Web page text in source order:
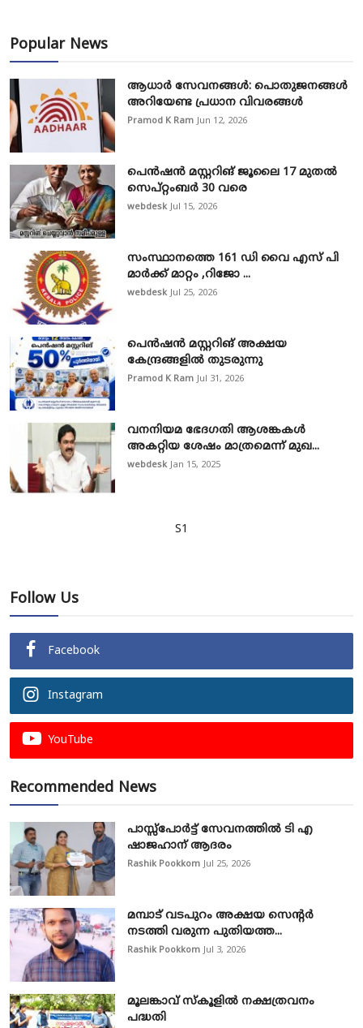
Popular News
ആധാർ സേവനങ്ങൾ: പൊതുജനങ്ങൾ
അറിയേണ്ട പ്രധാന വിവരങ്ങൾ
Pramod K Ram Jun 12, 2026
പെൻഷൻ മസ്റ്ററിങ് ജൂലൈ 17 മുതൽ
സെപ്റ്റംബർ 30 വരെ
webdesk Jul 15, 2026
സംസ്ഥാനത്തെ 161 ഡി വൈ എസ് പി
മാർക്ക് മാറ്റം ,റിജോ ...
webdesk Jul 25, 2026
പെൻഷൻ മസ്റ്ററിങ് അക്ഷയ
കേന്ദ്രങ്ങളിൽ തുടരുന്നു
Pramod K Ram Jul 31, 2026
വനനിയമ ഭേദഗതി ആശങ്കകൾ
അകറ്റിയ ശേഷം മാത്രമെന്ന് മുഖ...
webdesk Jan 15, 2025
S1
Follow Us
Facebook
Instagram
YouTube
Recommended News
പാസ്സ്‌പോർട്ട് സേവനത്തിൽ ടി എ
ഷാജഹാന് ആദരം
Rashik Pookkom Jul 25, 2026
മമ്പാട് വടപുറം അക്ഷയ സെന്റർ
നടത്തി വരുന്ന പുതിയത്ത...
Rashik Pookkom Jul 3, 2026
മൂലങ്കാവ് സ്കൂളിൽ നക്ഷത്രവനം
പദ്ധതി